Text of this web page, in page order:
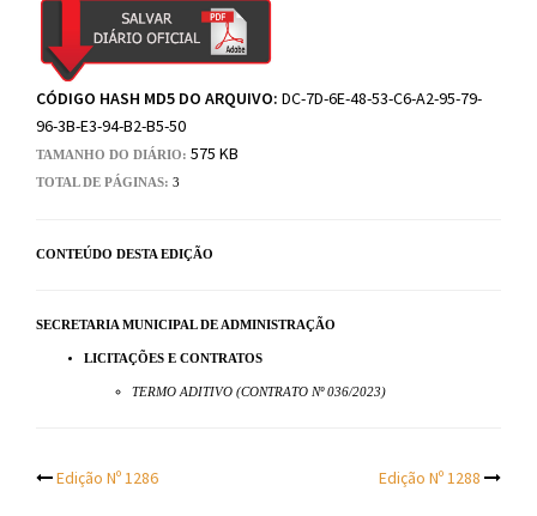
CÓDIGO HASH MD5 DO ARQUIVO: DC-7D-6E-48-53-C6-A2-95-79-
96-3B-E3-94-B2-B5-50
TAMANHO DO DIÁRIO: 575 KB
TOTAL DE PÁGINAS: 3
CONTEÚDO DESTA EDIÇÃO
SECRETARIA MUNICIPAL DE ADMINISTRAÇÃO
LICITAÇÕES E CONTRATOS
TERMO ADITIVO (CONTRATO Nº 036/2023)
Post
Edição Nº 1286 Edição Nº 1288